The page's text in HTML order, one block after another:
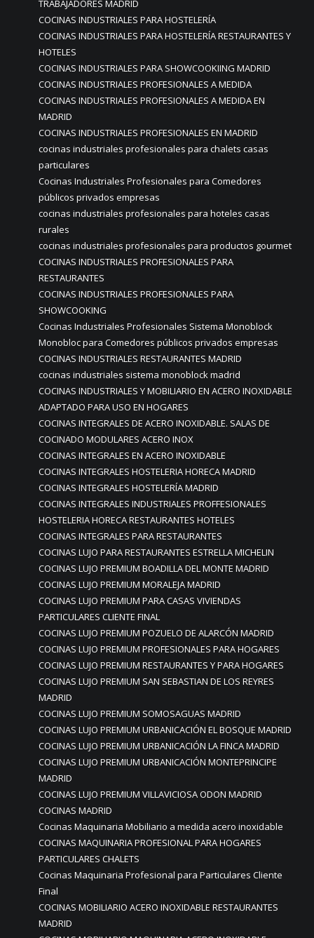
TRABAJADORES MADRID
COCINAS INDUSTRIALES PARA HOSTELERÍA
COCINAS INDUSTRIALES PARA HOSTELERÍA RESTAURANTES Y
HOTELES
COCINAS INDUSTRIALES PARA SHOWCOOKIING MADRID
COCINAS INDUSTRIALES PROFESIONALES A MEDIDA
COCINAS INDUSTRIALES PROFESIONALES A MEDIDA EN
MADRID
COCINAS INDUSTRIALES PROFESIONALES EN MADRID
cocinas industriales profesionales para chalets casas
particulares
Cocinas Industriales Profesionales para Comedores
públicos privados empresas
cocinas industriales profesionales para hoteles casas
rurales
cocinas industriales profesionales para productos gourmet
COCINAS INDUSTRIALES PROFESIONALES PARA
RESTAURANTES
COCINAS INDUSTRIALES PROFESIONALES PARA
SHOWCOOKING
Cocinas Industriales Profesionales Sistema Monoblock
Monobloc para Comedores públicos privados empresas
COCINAS INDUSTRIALES RESTAURANTES MADRID
cocinas industriales sistema monoblock madrid
COCINAS INDUSTRIALES Y MOBILIARIO EN ACERO INOXIDABLE
ADAPTADO PARA USO EN HOGARES
COCINAS INTEGRALES DE ACERO INOXIDABLE. SALAS DE
COCINADO MODULARES ACERO INOX
COCINAS INTEGRALES EN ACERO INOXIDABLE
COCINAS INTEGRALES HOSTELERIA HORECA MADRID
COCINAS INTEGRALES HOSTELERÍA MADRID
COCINAS INTEGRALES INDUSTRIALES PROFFESIONALES
HOSTELERIA HORECA RESTAURANTES HOTELES
COCINAS INTEGRALES PARA RESTAURANTES
COCINAS LUJO PARA RESTAURANTES ESTRELLA MICHELIN
COCINAS LUJO PREMIUM BOADILLA DEL MONTE MADRID
COCINAS LUJO PREMIUM MORALEJA MADRID
COCINAS LUJO PREMIUM PARA CASAS VIVIENDAS
PARTICULARES CLIENTE FINAL
COCINAS LUJO PREMIUM POZUELO DE ALARCÓN MADRID
COCINAS LUJO PREMIUM PROFESIONALES PARA HOGARES
COCINAS LUJO PREMIUM RESTAURANTES Y PARA HOGARES
COCINAS LUJO PREMIUM SAN SEBASTIAN DE LOS REYRES
MADRID
COCINAS LUJO PREMIUM SOMOSAGUAS MADRID
COCINAS LUJO PREMIUM URBANICACIÓN EL BOSQUE MADRID
COCINAS LUJO PREMIUM URBANICACIÓN LA FINCA MADRID
COCINAS LUJO PREMIUM URBANICACIÓN MONTEPRINCIPE
MADRID
COCINAS LUJO PREMIUM VILLAVICIOSA ODON MADRID
COCINAS MADRID
Cocinas Maquinaria Mobiliario a medida acero inoxidable
COCINAS MAQUINARIA PROFESIONAL PARA HOGARES
PARTICULARES CHALETS
Cocinas Maquinaria Profesional para Particulares Cliente
Final
COCINAS MOBILIARIO ACERO INOXIDABLE RESTAURANTES
MADRID